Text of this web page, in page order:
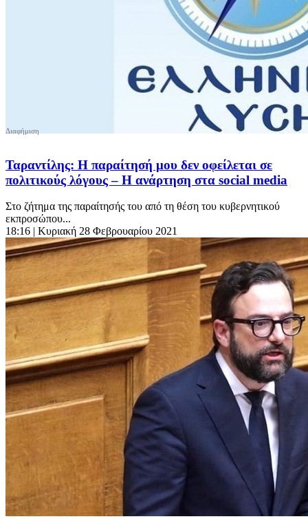
Ταραντίλης: Η παραίτησή μου δεν οφείλεται σε
πολιτικούς λόγους – Η ανάρτηση στα social media
Στο ζήτημα της παραίτησής του από τη θέση του κυβερνητικού
εκπροσώπου...
18:16 | Κυριακή 28 Φεβρουαρίου 2021